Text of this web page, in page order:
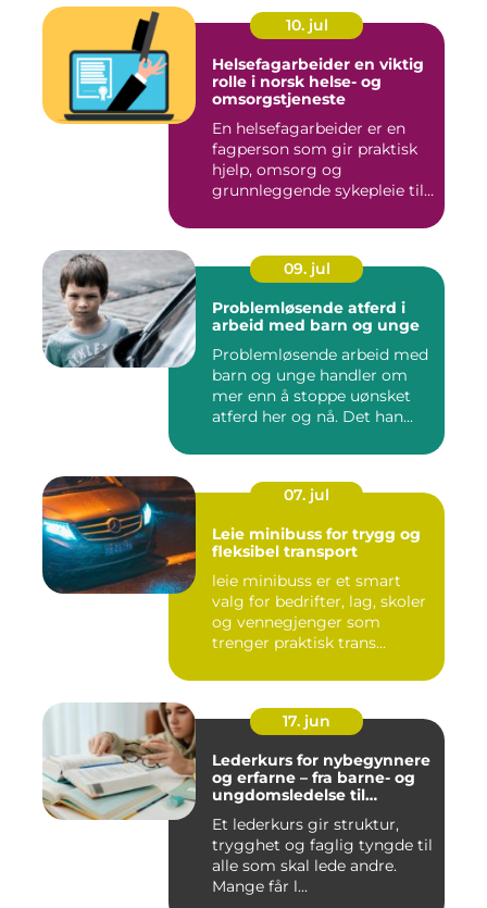
10. jul
Helsefagarbeider en viktig
rolle i norsk helse- og
omsorgstjeneste
En helsefagarbeider er en
fagperson som gir praktisk
hjelp, omsorg og
grunnleggende sykepleie til
09. jul
Problemløsende atferd i
arbeid med barn og unge
Problemløsende arbeid med
barn og unge handler om
mer enn å stoppe uønsket
atferd her og nå. Det han...
07. jul
Leie minibuss for trygg og
fleksibel transport
leie minibuss er et smart
valg for bedrifter, lag, skoler
og vennegjenger som
trenger praktisk trans...
17. jun
Lederkurs for nybegynnere
og erfarne – fra barne- og
ungdomsledelse til
Et lederkurs gir struktur,
trygghet og faglig tyngde til
alle som skal lede andre.
Mange får l...